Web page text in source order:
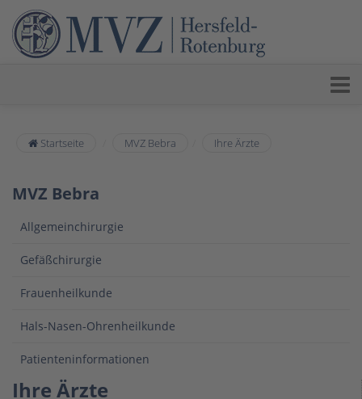
Startseite MVZ Bebra Ihre Ärzte
MVZ Bebra
Allgemeinchirurgie
Gefäßchirurgie
Frauenheilkunde
Hals-Nasen-Ohrenheilkunde
Patienteninformationen
Ihre Ärzte